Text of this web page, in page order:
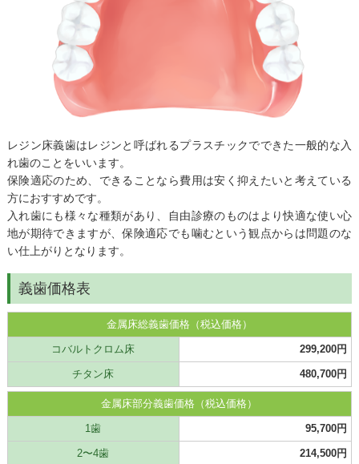
レジン床義歯はレジンと呼ばれるプラスチックでできた一般的な入
れ歯のことをいいます。
保険適応のため、できることなら費用は安く抑えたいと考えている
方におすすめです。
入れ歯にも様々な種類があり、自由診療のものはより快適な使い心
地が期待できますが、保険適応でも噛むという観点からは問題のな
い仕上がりとなります。
義歯価格表
金属床総義歯価格（税込価格）
コバルトクロム床 299,200円
チタン床 480,700円
金属床部分義歯価格（税込価格）
1歯 95,700円
2〜4歯 214,500円